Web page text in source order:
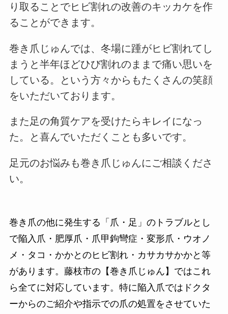
り取ることでヒビ割れの改善のキッカケを作
ることができます。
巻き爪じゅんでは、冬場に踵がヒビ割れてし
まうと半年ほどひび割れのままで痛い思いを
している。という方々からもたくさんの笑顔
をいただいております。
また足の角質ケアを受けたらキレイになっ
た。と喜んでいただくことも多いです。
足元のお悩みも巻き爪じゅんにご相談くださ
い。
巻き爪の他に発生する「爪・足」のトラブルとし
で陥入爪・肥厚爪・爪甲鉤彎症・変形爪・ウオノ
メ・タコ・かかとのヒビ割れ・カサカサかかと等
があります。藤枝市の【巻き爪じゅん】ではこれ
ら全てに対応しています。特に陥入爪ではドクタ
ーからのご紹介や指示での爪の処置をさせていた